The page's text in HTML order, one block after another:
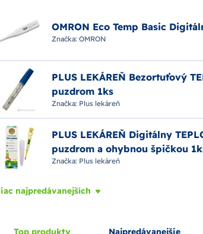
OMRON Eco Temp Basic
Značka: OMRON
PLUS LEKÁREŇ Bezortuťový
puzdrom 1ks
Značka: Plus lekáreň
PLUS LEKÁREŇ Digitálny
puzdrom a ohybnou špičkou
Značka: Plus lekáreň
najpredávanejších
Top produkty Najpredávanejšie